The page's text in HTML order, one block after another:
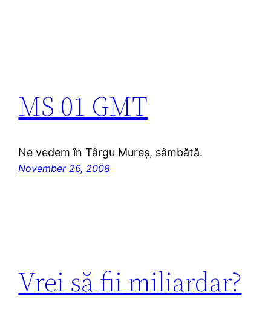
MS 01 GMT
Ne vedem în Târgu Mureș, sâmbătă.
November 26, 2008
Vrei să fii miliardar?